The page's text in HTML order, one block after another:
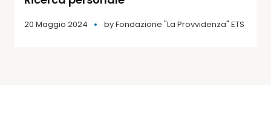
20 Maggio 2024 byFondazione "La Provvidenza" ETS